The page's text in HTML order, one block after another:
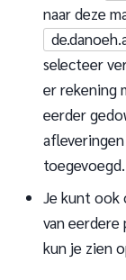
naar deze
selecteer
er rekening
eerder
toegevoegd.
Je kunt ook
van eerdere
kun je zien